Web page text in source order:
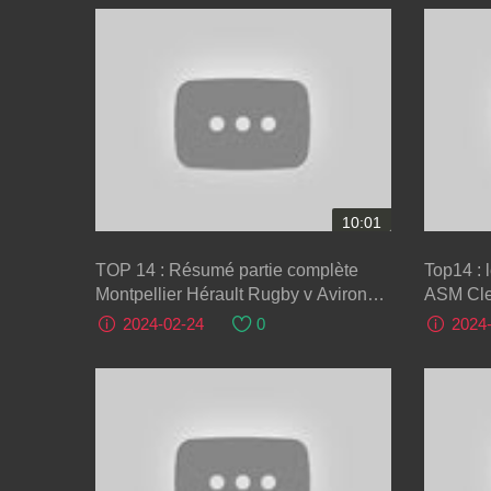
10:01
TOP 14 : Résumé partie complète
Montpellier Hérault Rugby v Aviron
Bayonnais : J16 - Saison 2024
2024-02-24 0
Top14 :
ASM